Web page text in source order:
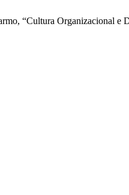
“Cultura Organizacional e